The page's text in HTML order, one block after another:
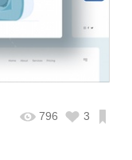
796 3